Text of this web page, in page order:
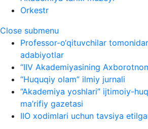
Orkestr
Close submenu
Professor-o‘qituvchilar
adabiyotlar
“IIV Akademiyasining
“Huquqiy olam” ilmiy jurnali
“Akademiya yoshlari” ijtimoiy-
ma’rifiy gazetasi
IIO xodimlari uchun tavsiya